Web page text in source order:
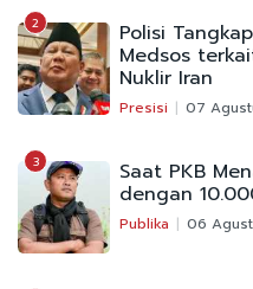
2 Polisi
Medsos
Nuklir Iran
Presisi 07
3 Saat PKB
dengan
Publika 06